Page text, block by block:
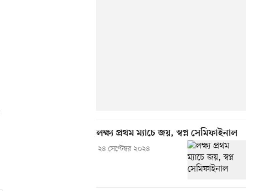
লক্ষ্য প্রথম ম্যাচে জয়, স্বপ্ন সেমিফাইনাল
২৪ সেপ্টেম্বর ২০২৪